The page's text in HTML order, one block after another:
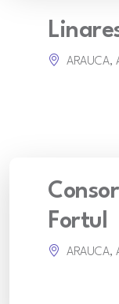
ARAUCA,
Fortul
ARAUCA,